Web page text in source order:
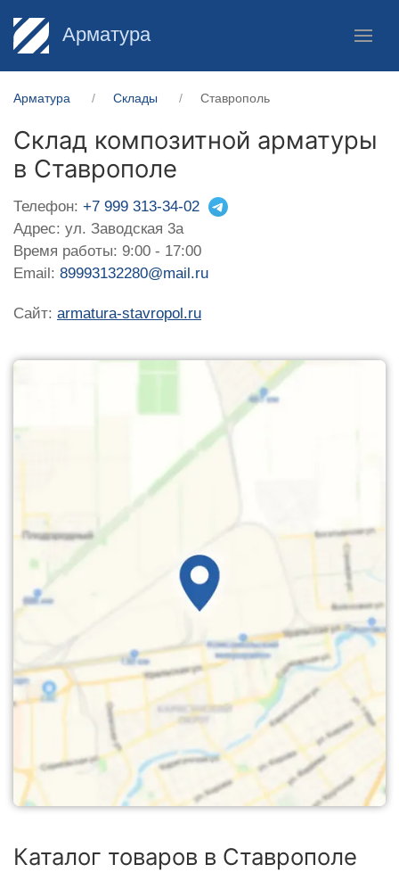
Арматура
Арматура Склады Ставрополь
Склад композитной арматуры
в Ставрополе
Телефон: +7 999 313-34-02
Адрес: ул. Заводская 3а
Время работы: 9:00 - 17:00
Email: 89993132280@mail.ru
Сайт: armatura-stavropol.ru
Каталог товаров в Ставрополе